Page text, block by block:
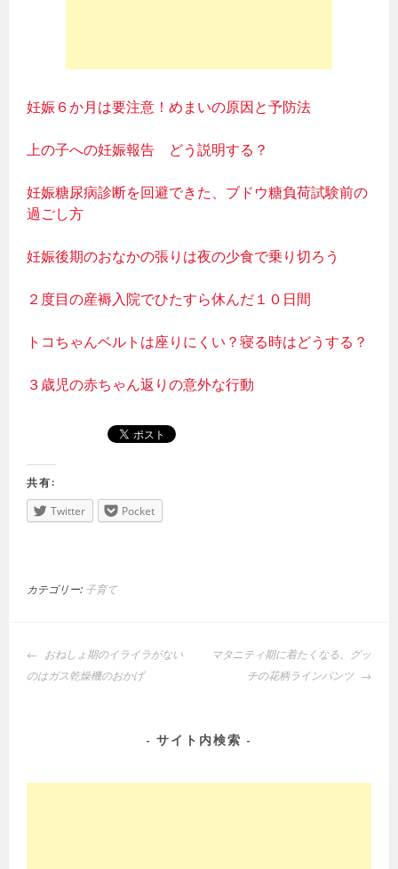
妊娠６か月は要注意！めまいの原因と予防法
上の子への妊娠報告 どう説明する？
妊娠糖尿病診断を回避できた、ブドウ糖負荷試験前の
過ごし方
妊娠後期のおなかの張りは夜の少食で乗り切ろう
２度目の産褥入院でひたすら休んだ１０日間
トコちゃんベルトは座りにくい？寝る時はどうする？
３歳児の赤ちゃん返りの意外な行動
共有:
Twitter
Pocket
カテゴリー: 子育て
投
稿
シ
おねしょ期のイライラがない
のはガス乾燥機のおかげ
マタニティ期に着たくなる、グッ
チの花柄ラインパンツ
サイト内検索